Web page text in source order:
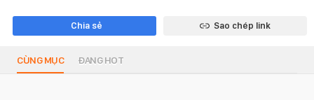
Chia sẻ Sao chép link
CÙNG MỤC ĐANG HOT